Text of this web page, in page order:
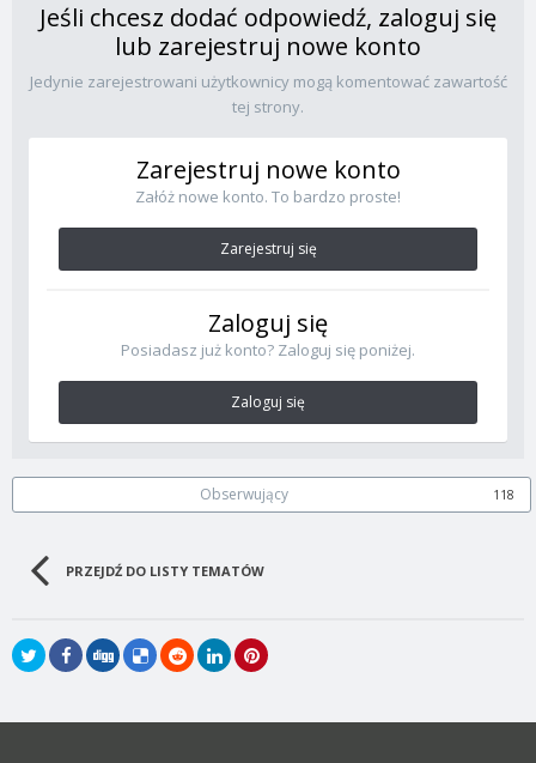
Jeśli chcesz dodać odpowiedź, zaloguj się
lub zarejestruj nowe konto
Jedynie zarejestrowani użytkownicy mogą komentować zawartość
tej strony.
Zarejestruj nowe konto
Załóż nowe konto. To bardzo proste!
Zarejestruj się
Zaloguj się
Posiadasz już konto? Zaloguj się poniżej.
Zaloguj się
Obserwujący 118
PRZEJDŹ DO LISTY TEMATÓW